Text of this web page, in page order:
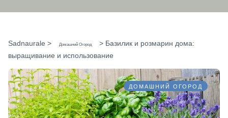
Sadnaurale > Домашний Огород > Базилик и розмарин дома:
выращивание и использование
ДОМАШНИЙ ОГОРОД